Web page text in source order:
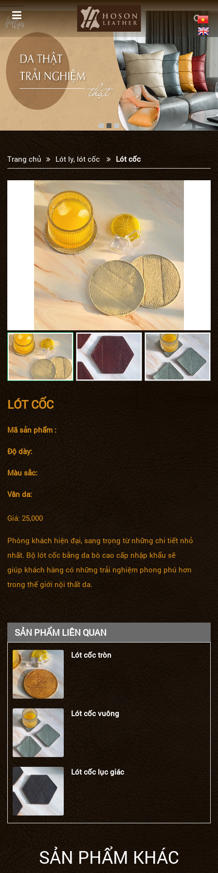
------------
Trang chủ Lót ly, lót cốc Lót cốc
LÓT CỐC
Mã sản phẩm :
Độ dày:
Màu sắc:
Vân da:
Giá: 25,000
Phòng khách hiện đại, sang trọng từ những chi tiết nhỏ
nhất. Bộ lót cốc bằng da bò cao cấp nhập khẩu sẽ
giúp khách hàng có những trải nghiệm phong phú hơn
trong thế giới nội thất da.
SẢN PHẨM LIÊN QUAN
Lót cốc tròn
Lót cốc vuông
Lót cốc lục giác
SẢN PHẨM KHÁC